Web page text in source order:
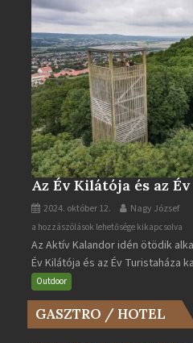
Az Év Kilátója és az
2024. október 12. Nagy József
Az
Év
Kilátója
és
Év
a hozzászólások lehetősége kikapcsolva
Az Aktív Kalandor idén ötödik
Év Kilátója és az Év Turistaháza
Outdoor
GASZTRO / HOTEL